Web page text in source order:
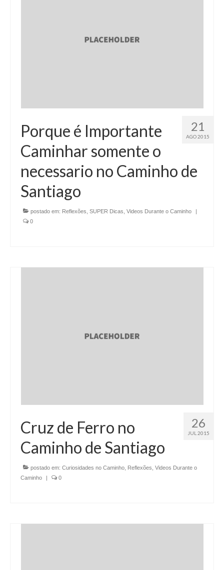
21
AGO 2015
Porque é Importante
Caminhar somente o
necessario no Caminho de
Santiago
postado em: Reflexões SUPER Dicas Videos Durante o Caminho
|
0
26
JUL 2015
Cruz de Ferro no
Caminho de Santiago
postado em: Curiosidades no Caminho Reflexões Videos Durante o
Caminho
| 0